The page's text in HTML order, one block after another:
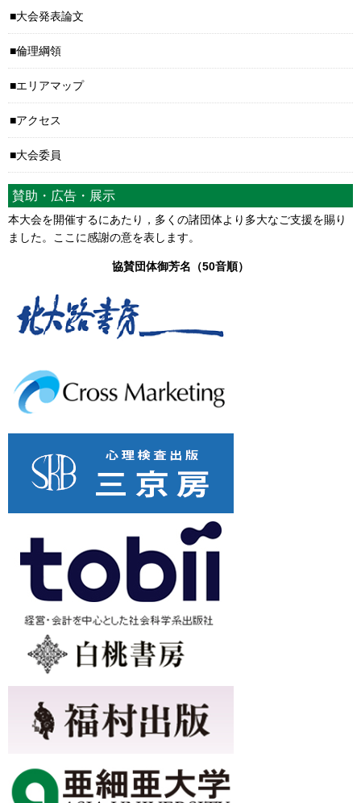
大会発表論文
倫理綱領
エリアマップ
アクセス
大会委員
賛助・広告・展示
本大会を開催するにあたり，多くの諸団体より多大なご支援を賜り
ました。ここに感謝の意を表します。
協賛団体御芳名（50音順）